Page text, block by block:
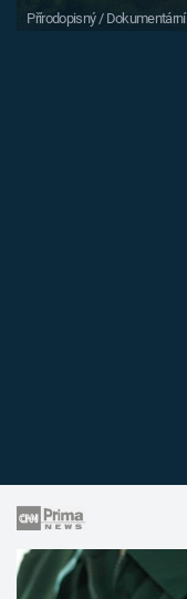
Přírodopisný / Dokumentární